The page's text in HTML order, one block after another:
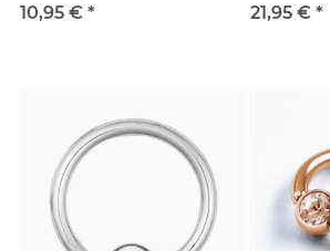
10,95 € *
21,95 € *